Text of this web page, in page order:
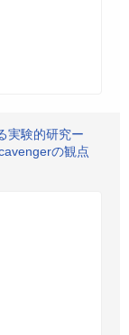
実験的研究ー
の観点